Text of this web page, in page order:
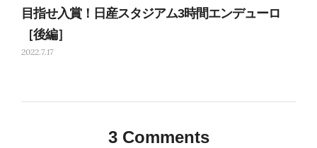
目指せ入賞！日産スタジアム3時間エンデューロ
［後編］
2022.7.17
3 Comments